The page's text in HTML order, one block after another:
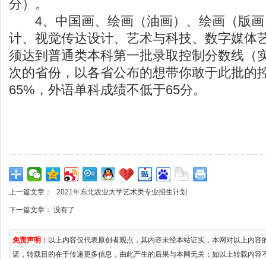
分）。
4、中国画、绘画（油画）、绘画（版画
计、视觉传达设计、艺术与科技、数字媒体
须达到普通类本科第一批录取控制分数线（
次的省份，以各省公布的想带你敢于此批的
65%，外语单科成绩不低于65分。
上一篇文章： 2021年东北农业大学艺术类专业招生计划
下一篇文章： 没有了
免责声明： 以上内容仅代表原创者观点，其内容未经本站证实，本网对以上内
诺，转载目的在于传递更多信息，由此产生的后果与本网无关；如以上转载内容